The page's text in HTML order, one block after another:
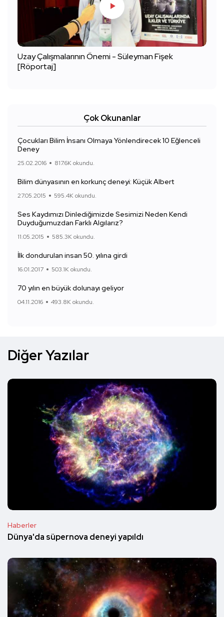
Uzay Çalışmalarının Önemi - Süleyman Fişek
[Röportaj]
Çok Okunanlar
Çocukları Bilim İnsanı Olmaya Yönlendirecek 10 Eğlenceli
Deney
25.02.2016 817.6K okundu.
Bilim dünyasının en korkunç deneyi: Küçük Albert
27.05.2015 595.4K okundu.
Ses Kaydımızı Dinlediğimizde Sesimizi Neden Kendi
Duyduğumuzdan Farklı Algılarız?
11.05.2015 585.3K okundu.
İlk dondurulan insan 50. yılına girdi
16.01.2017 503.1K okundu.
70 yılın en büyük dolunayı geliyor
04.11.2016 493.8K okundu.
Diğer Yazılar
Haberler
Dünya'da süpernova deneyi yapıldı